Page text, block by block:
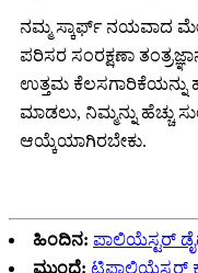
ನಮ್ಮ ಸ್ಕಾರ್ಫ್ ನಯವಾದ
ಪರಿಸರ ಸಂರಕ್ಷಣಾ
ಉತ್ತಮ ಕೆಲಸಗಾರಿಕೆಯನ್ನು
ಮಾಡಲು, ನಿಮ್ಮನ್ನು ಹೆಚ್ಚು
ಆಯ್ಕೆಯಾಗಿರಬೇಕು.
ಹಿಂದಿನ: ಪಾಲಿಯೆಸ್ಟರ್
ಮುಂದೆ: ಟಿಪಾಲಿಯೆಸ್ಟರ್